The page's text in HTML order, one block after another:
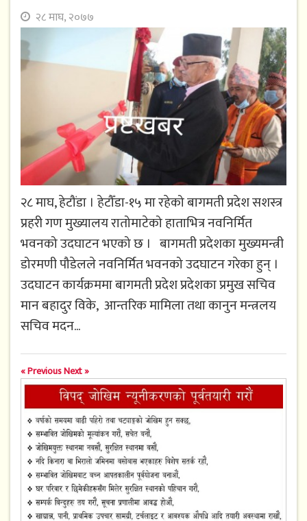
२८ माघ, २०७७
२८ माघ, हेटौंडा । हेटौँडा-१५ मा रहेको बागमती प्रदेश सशस्त्र
प्रहरी गण मुख्यालय रातोमाटेको हाताभित्र नवनिर्मित
भवनको उदघाटन भएको छ । बागमती प्रदेशका मुख्यमन्त्री
डोरमणी पौडेलले नवनिर्मित भवनको उदघाटन गरेका हुन् ।
उदघाटन कार्यक्रममा बागमती प्रदेश प्रदेशका प्रमुख सचिव
मान बहादुर विके, आन्तरिक मामिला तथा कानुन मन्त्रलय
सचिव मदन...
« PreviousNext »